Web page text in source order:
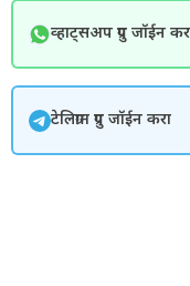
व्हाट्सअप ग्रुप जॉईन
टेलिग्राम ग्रुप जॉईन करा